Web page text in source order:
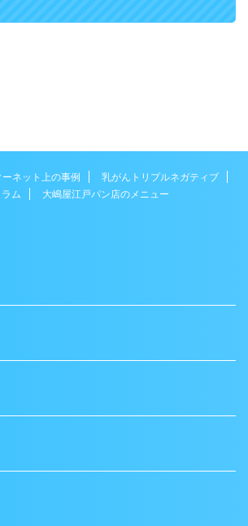
ーネット上の事例
乳がんトリプルネガティブ
ム
大嶋屋江戸パン店のメニュー